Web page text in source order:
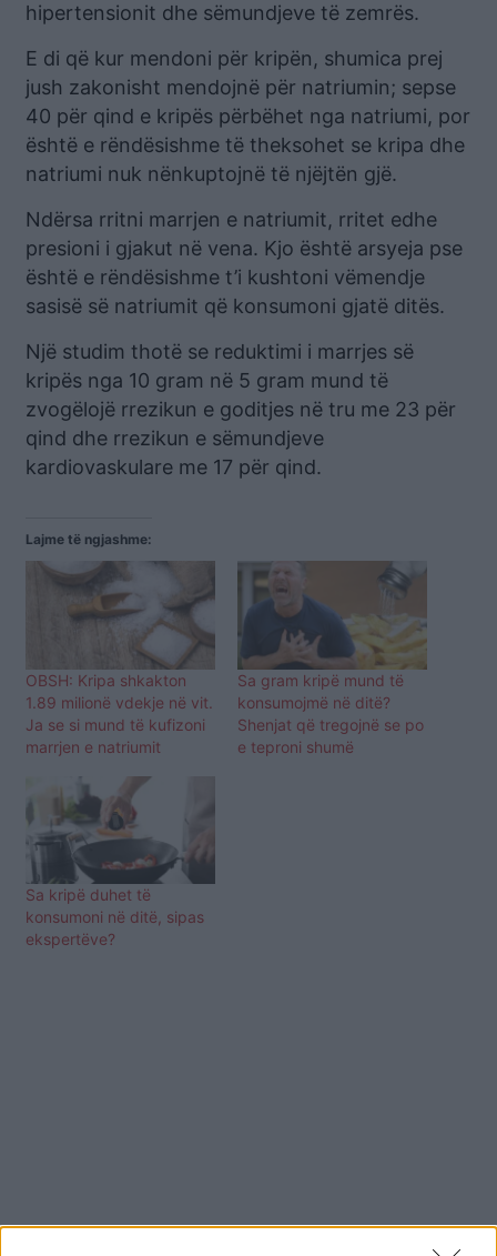
hipertensionit dhe sëmundjeve të zemrës.
E di që kur mendoni për kripën, shumica prej
jush zakonisht mendojnë për natriumin; sepse
40 për qind e kripës përbëhet nga natriumi, por
është e rëndësishme të theksohet se kripa dhe
natriumi nuk nënkuptojnë të njëjtën gjë.
Ndërsa rritni marrjen e natriumit, rritet edhe
presioni i gjakut në vena. Kjo është arsyeja pse
është e rëndësishme t’i kushtoni vëmendje
sasisë së natriumit që konsumoni gjatë ditës.
Një studim thotë se reduktimi i marrjes së
kripës nga 10 gram në 5 gram mund të
zvogëlojë rrezikun e goditjes në tru me 23 për
qind dhe rrezikun e sëmundjeve
kardiovaskulare me 17 për qind.
Lajme të ngjashme:
OBSH: Kripa shkakton
1.89 milionë vdekje në vit.
Ja se si mund të kufizoni
marrjen e natriumit
Sa gram kripë mund të
konsumojmë në ditë?
Shenjat që tregojnë se po
e teproni shumë
Sa kripë duhet të
konsumoni në ditë, sipas
ekspertëve?